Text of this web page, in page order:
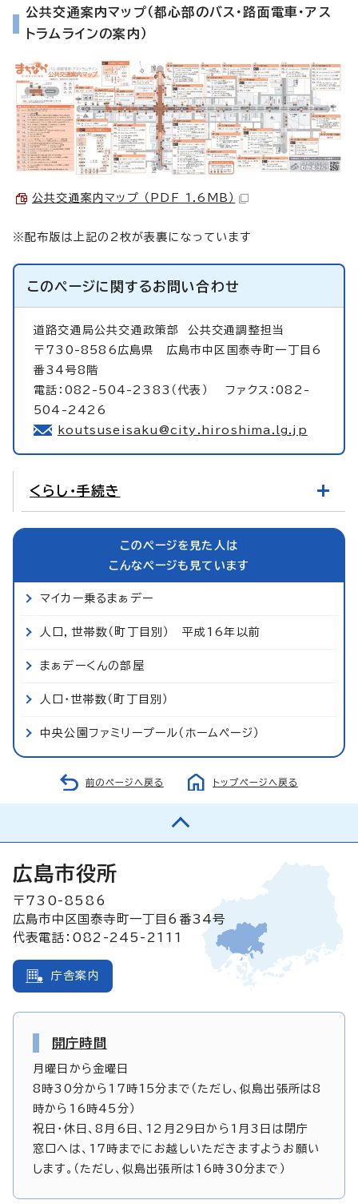
公共交通案内マップ（都心部のバス・路面電車・アス
トラムラインの案内）
公共交通案内マップ （PDF 1.6MB）
※配布版は上記の2枚が表裏になっています
このページに関するお問い合わせ
道路交通局公共交通政策部 公共交通調整担当
〒730-8586広島県 広島市中区国泰寺町一丁目6
番34号8階
電話：082-504-2383（代表） ファクス：082-
504-2426
koutsuseisaku@city.hiroshima.lg.jp
くらし・手続き
このページを見た人は
こんなページも見ています
マイカー乗るまぁデー
人口，世帯数（町丁目別） 平成16年以前
まぁデーくんの部屋
人口・世帯数（町丁目別）
中央公園ファミリープール（ホームページ）
前のページへ戻る トップページへ戻る
広島市役所
〒730-8586
広島市中区国泰寺町一丁目6番34号
代表電話：082-245-2111
庁舎案内
開庁時間
月曜日から金曜日
8時30分から17時15分まで（ただし、似島出張所は8
時から16時45分）
祝日・休日、8月6日、12月29日から1月3日は閉庁
窓口へは、17時までにお越しいただきますようお願い
します。（ただし、似島出張所は16時30分まで）